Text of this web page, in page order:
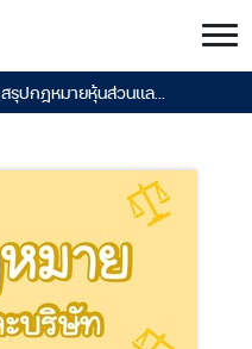
สรุปกฎหมายหุ้นส่วนแล...